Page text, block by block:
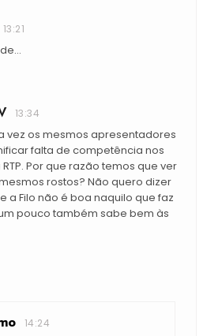
13:21
13:34
vez os mesmos apresentadores
falta de competência nos
Por que razão temos que ver
rostos? Não quero dizer
a Filo não é boa naquilo que faz
pouco também sabe bem às
14:24